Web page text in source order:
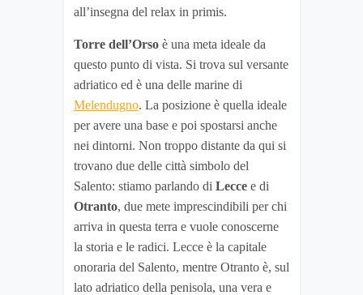
all’insegna del relax in primis.
Torre dell’Orso è una meta ideale da
questo punto di vista. Si trova sul versante
adriatico ed è una delle marine di
Melendugno. La posizione è quella ideale
per avere una base e poi spostarsi anche
nei dintorni. Non troppo distante da qui si
trovano due delle città simbolo del
Salento: stiamo parlando di Lecce e di
Otranto, due mete imprescindibili per chi
arriva in questa terra e vuole conoscerne
la storia e le radici. Lecce è la capitale
onoraria del Salento, mentre Otranto è, sul
lato adriatico della penisola, una vera e